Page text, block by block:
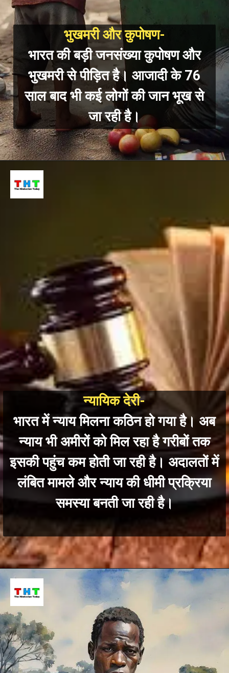
भुखमरी और कुपोषण-
भारत की बड़ी जनसंख्या कुपोषण और
भुखमरी से पीड़ित है। आजादी के 76
साल बाद भी कई लोगों की जान भूख से
जा रही है।
न्यायिक देरी-
भारत में न्याय मिलना कठिन हो गया है। अब
न्याय भी अमीरों को मिल रहा है गरीबों तक
इसकी पहुंच कम होती जा रही है। अदालतों में
लंबित मामले और न्याय की धीमी प्रक्रिया
समस्या बनती जा रही है।